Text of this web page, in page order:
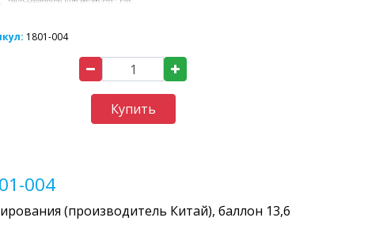
1801-004
Купить
004
(производитель Китай), баллон 13,6